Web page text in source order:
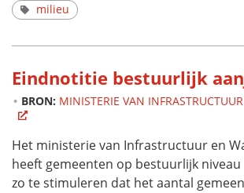
milieu
Eindnotitie bestuurlijk
BRON: MINISTERIE VAN
Het ministerie van Infrastructuur en
heeft gemeenten op bestuurlijk
zo te stimuleren dat het aantal